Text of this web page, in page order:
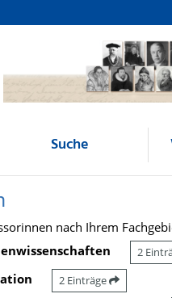
Suche
nach Ihrem
2
2 Einträge